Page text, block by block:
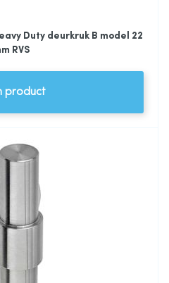
Duty deurkruk B model 22
RVS
product